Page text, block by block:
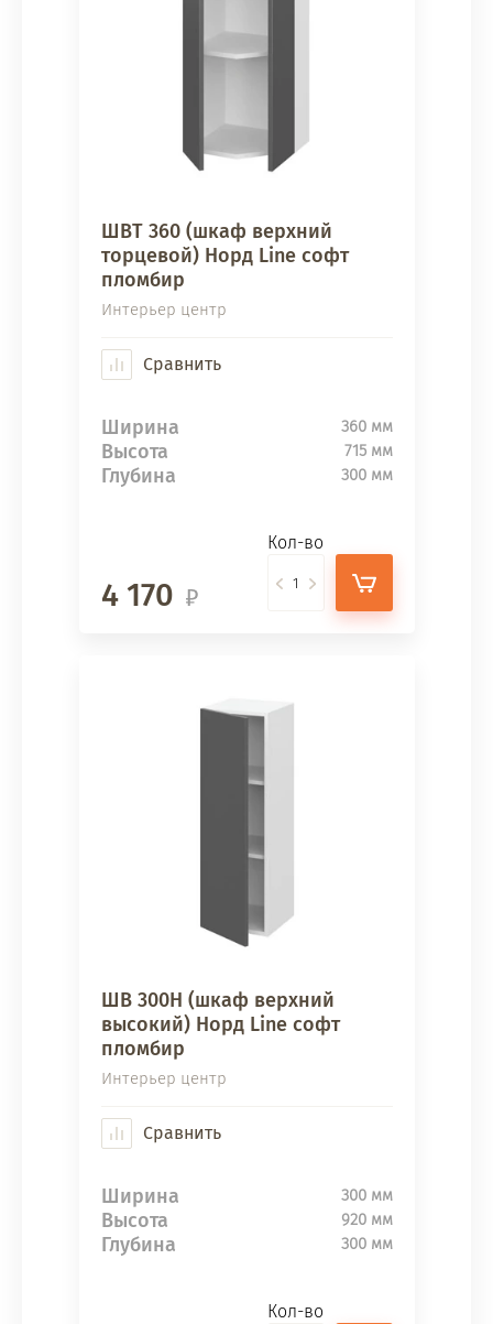
ШВТ 360 (шкаф верхний
торцевой) Норд Line софт
пломбир
Интерьер центр
Сравнить
Ширина 360 мм
Высота 715 мм
Глубина 300 мм
4 170
Кол-во
ШВ 300Н (шкаф верхний
высокий) Норд Line софт
пломбир
Интерьер центр
Сравнить
Ширина 300 мм
Высота 920 мм
Глубина 300 мм
Кол-во